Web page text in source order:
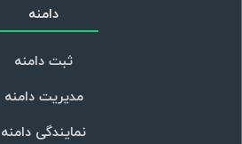
دامنه
ثبت دامنه
مدیریت دامنه
نمایندگی دامنه